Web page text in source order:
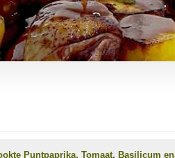
Puntpaprika, Tomaat, Basilicum en